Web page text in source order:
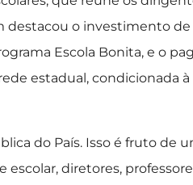
o investimento de
Escola Bonita, e o
estadual, condicionada
do País. Isso é fruto de
diretores,